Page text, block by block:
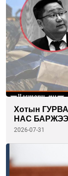
Хотын
НАС БАРЖЭЭ.
2026-07-31